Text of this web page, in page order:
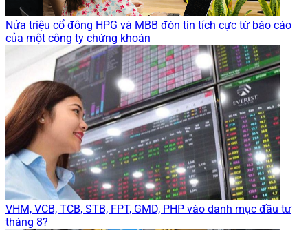
Nửa triệu cổ đông HPG và MBB đón tin tích cực từ báo cáo
của một công ty chứng khoán
VHM, VCB, TCB, STB, FPT, GMD, PHP vào danh mục đầu tư
tháng 8?